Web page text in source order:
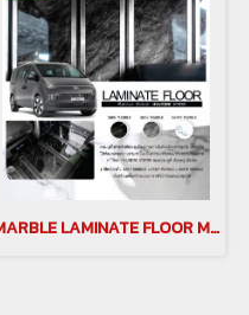
MARBLE LAMINATE FLOOR MAT สำหรับรถ HYUNDAI STARIA LAMINATE FLOOR ฮุนได สตาเรีย พื้นลามิเนตลายหินอ่อน ฮุนได